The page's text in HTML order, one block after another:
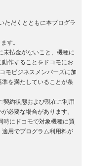
ただくとともに本プログラ
す。
未払金がないこと、機種に
作することをドコモにお
モビジネスメンバーズに加
を満たしていることが条
契約状態および現在ご利用
必要な場合があります。
時にドコモで対象機種に買
用でプログラム利用料が